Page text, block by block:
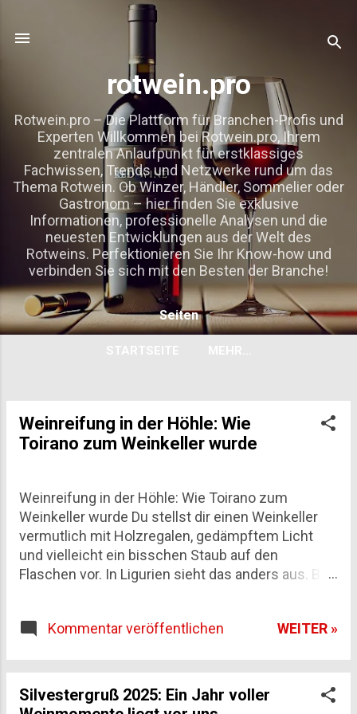
Direkt zum Hauptbereich
rotwein.pro
Rotwein.pro – Die Plattform für Branchen-Profis und
Experten Willkommen bei Rotwein.pro, Ihrem
zentralen Anlaufpunkt für erstklassiges
Fachwissen, Trends und Netzwerke rund um das
Thema Rotwein. Ob Winzer, Händler, Sommelier oder
Gastronom – hier finden Sie exklusive
Informationen, professionelle Analysen und die
neuesten Entwicklungen aus der Welt des
Rotweins. Perfektionieren Sie Ihr Know-how und
verbinden Sie sich mit den Besten der Branche!
Seiten
STARTSEITE MEHR…
PWeinreifung in der Höhle: Wie
Toirano zum Weinkeller wurde
Weinreifung in der Höhle: Wie Toirano zum
Weinkeller wurde Du stellst dir einen Weinkeller
vermutlich mit Holzregalen, gedämpftem Licht
und vielleicht ein bisschen Staub auf den
Flaschen vor. In Ligurien sieht das anders aus. Bei
tief im Innern eines Karstmassivs – zwischen
einer Stille, die nur vom Schritt gelegentlicher
Höhlenbesucher unterbrochen wird. Diese
Weinreifung in der Höhle ist keine Kuriosität,
Kommentar veröffentlichen WEITER »
Silvestergruß 2025: Ein Jahr voller